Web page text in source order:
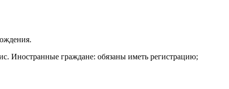
Иностранные граждане: обязаны иметь регистрацию;